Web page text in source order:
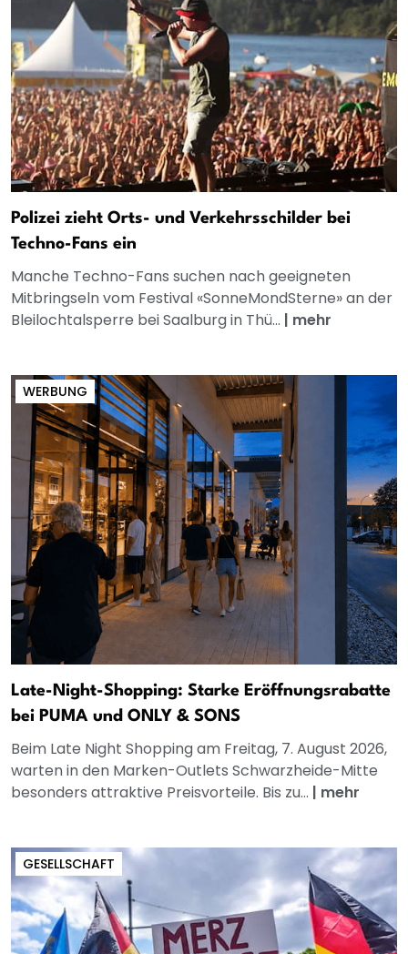
Polizei zieht Orts- und Verkehrsschilder bei
Techno-Fans ein
Manche Techno-Fans suchen nach geeigneten
Mitbringseln vom Festival «SonneMondSterne» an der
Bleilochtalsperre bei Saalburg in Thü... | mehr
WERBUNG
Late-Night-Shopping: Starke Eröffnungsrabatte
bei PUMA und ONLY & SONS
Beim Late Night Shopping am Freitag, 7. August 2026,
warten in den Marken-Outlets Schwarzheide-Mitte
besonders attraktive Preisvorteile. Bis zu... | mehr
GESELLSCHAFT